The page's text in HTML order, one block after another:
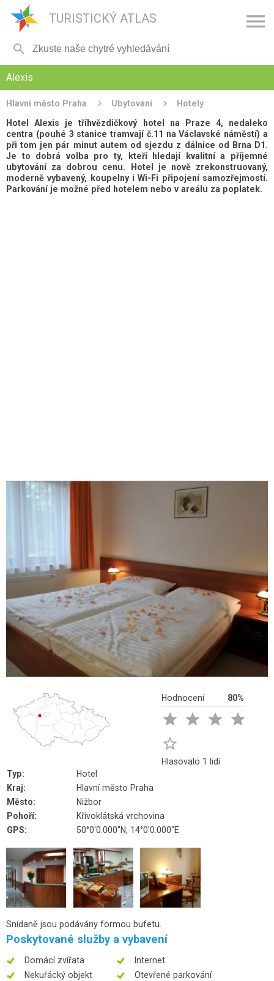
TURISTICKÝ ATLAS 

Alexis
Hlavní město Praha Ubytování
Hotely
Hotel Alexis je tříhvězdičkový hotel na Praze 4, nedaleko
centra (pouhé 3 stanice tramvají č.11 na Václavské náměstí) a
při tom jen pár minut autem od sjezdu z dálnice od Brna D1.
Je to dobrá volba pro ty, kteří hledají kvalitní a příjemné
ubytování za dobrou cenu. Hotel je nově zrekonstruovaný,
moderně vybavený, koupelny i Wi-Fi připojení samozřejmostí.
Parkování je možné před hotelem nebo v areálu za poplatek.
Hodnocení 80%
   

Hlasovalo 1 lidí
Typ:
Hotel
Kraj:
Hlavní město Praha
Město:
Nižbor
Pohoří:
Křivoklátská vrchovina
GPS:
50°0'0.000"N, 14°0'0.000"E
Snídaně jsou podávány formou bufetu.
Poskytované služby a vybavení
Domácí zvířata
Internet
Nekuřácký objekt
Otevřené parkování